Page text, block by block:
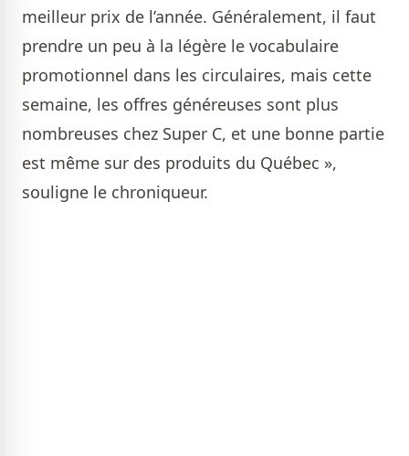
meilleur prix de l’année. Généralement, il faut
prendre un peu à la légère le vocabulaire
promotionnel dans les circulaires, mais cette
semaine, les offres généreuses sont plus
nombreuses chez Super C, et une bonne partie
est même sur des produits du Québec »,
souligne le chroniqueur.